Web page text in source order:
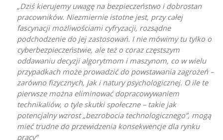
Dziś kierujemy uwagę na bezpieczeństwo i dobrostan
pracowników. Niezmiernie istotne jest, przy całej
fascynacji możliwościami cyfryzacji, rozsądne
podchodzenie do jej zastosowań. I nie mówimy tu tylko o
cyberbezpieczeństwie, ale też o coraz częstszym
oddawaniu decyzji algorytmom i maszynom, co w wielu
przypadkach może prowadzić do powstawania zagrożeń –
zarówno fizycznych, jak i natury psychologicznej. O ile te
pierwsze można eliminować dopracowywaniem
technikaliów, o tyle skutki społeczne – takie jak
potencjalny wzrost „bezrobocia technologicznego”, mogą
mieć trudne do przewidzenia konsekwencje dla rynku
pracy